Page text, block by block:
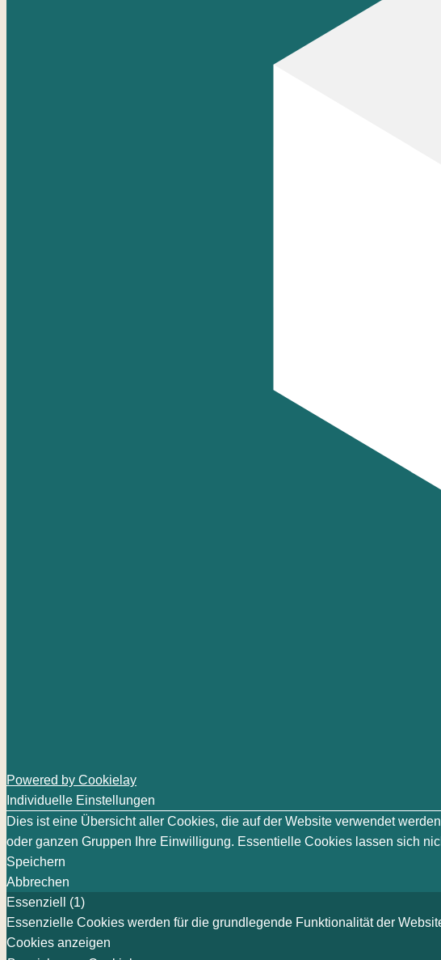
Powered by Cookielay
Individuelle Einstellungen
Dies ist eine Übersicht aller Cookies, die auf der Website verwendet
oder ganzen Gruppen Ihre Einwilligung. Essentielle Cookies lassen sich
Speichern
Abbrechen
Essenziell (1)
Essenzielle Cookies werden für die grundlegende Funktionalität der
Cookies anzeigen